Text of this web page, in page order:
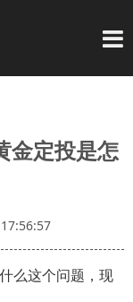
导
金定投是怎
么这个问题，现